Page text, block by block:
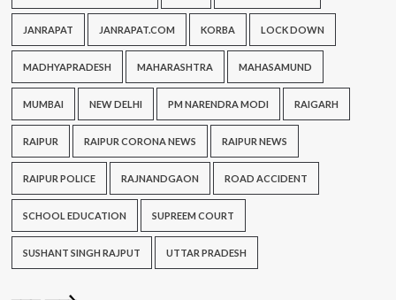
JANRAPAT JANRAPAT.COM KORBA LOCK DOWN
MADHYAPRADESH MAHARASHTRA MAHASAMUND
MUMBAI NEW DELHI PM NARENDRA MODI RAIGARH
RAIPUR RAIPUR CORONA NEWS RAIPUR NEWS
RAIPUR POLICE RAJNANDGAON ROAD ACCIDENT
SCHOOL EDUCATION SUPREEM COURT
SUSHANT SINGH RAJPUT UTTAR PRADESH